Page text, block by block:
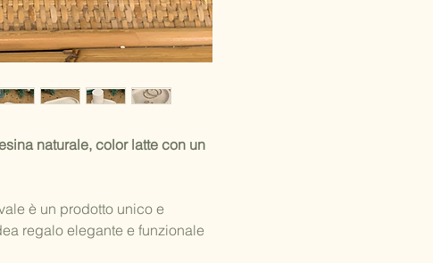
naturale, color latte con un
è un prodotto unico e
regalo elegante e funzionale